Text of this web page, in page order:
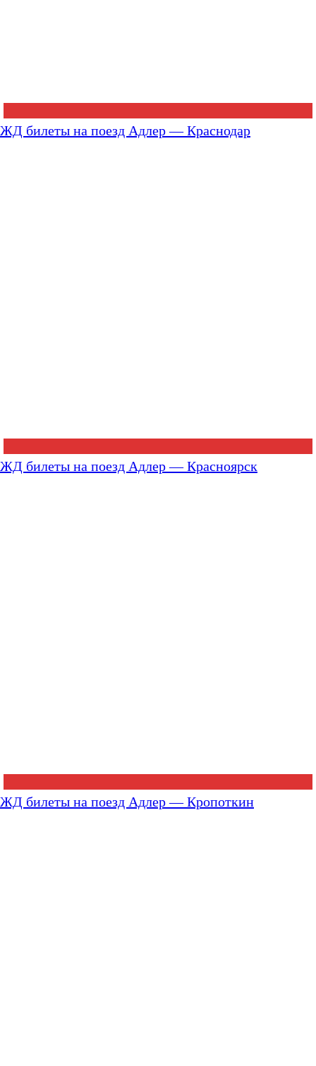
ЖД билеты на поезд Адлер — Краснодар
ЖД билеты на поезд Адлер — Красноярск
ЖД билеты на поезд Адлер — Кропоткин